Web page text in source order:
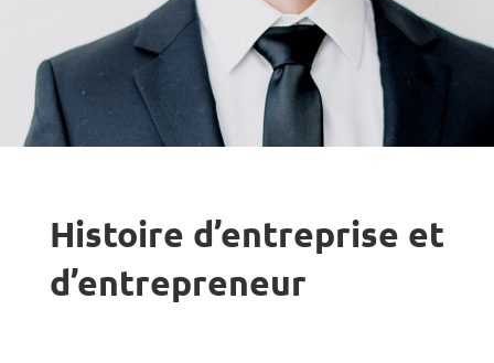
Histoire d’entreprise et
d’entrepreneur